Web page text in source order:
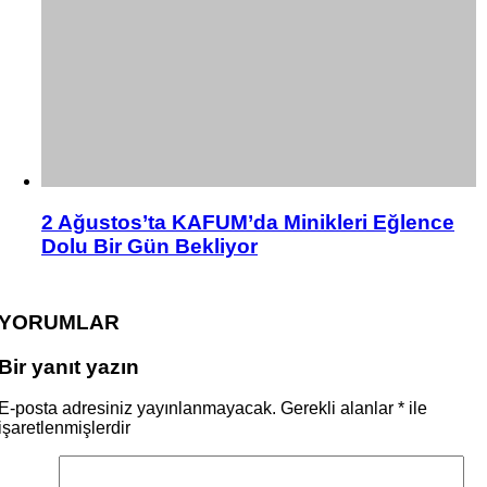
2 Ağustos’ta KAFUM’da Minikleri Eğlence
Dolu Bir Gün Bekliyor
yanıt yazın
posta adresiniz yayınlanmayacak. Gerekli alanlar * ile